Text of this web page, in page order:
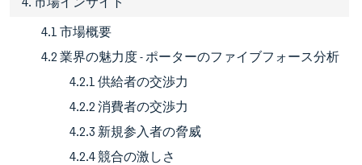
4.1 市場概要
4.2 業界の魅力度 - ポーターのファイブフォース分析
4.2.1 供給者の交渉力
4.2.2 消費者の交渉力
4.2.3 新規参入者の脅威
4.2.4 競合の激しさ